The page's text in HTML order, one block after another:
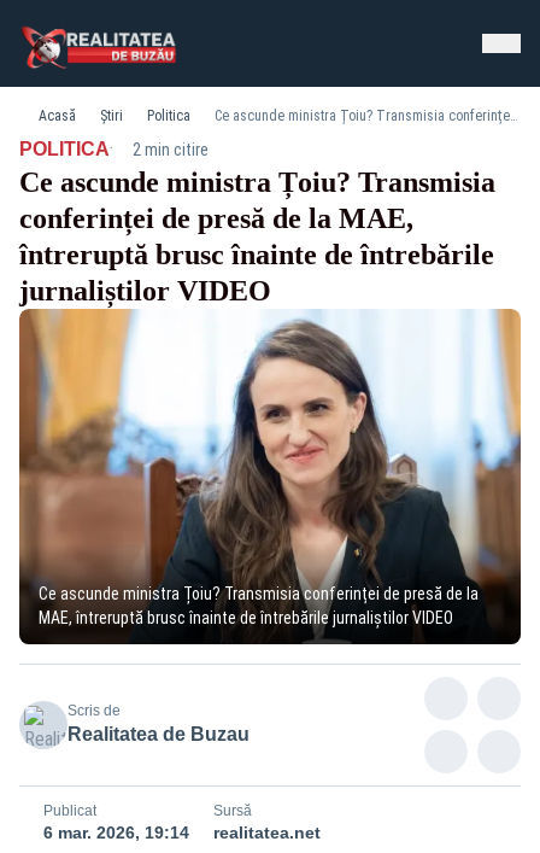
Acasă Știri Politica Ce ascunde ministra Țoiu? Transmisia conferinței de presă de la MAE, întreruptă brusc înainte de întrebările jurnaliștilor VIDEO
POLITICA· 2 min citire
Ce ascunde ministra Țoiu? Transmisia
conferinței de presă de la MAE,
întreruptă brusc înainte de întrebările
jurnaliștilor VIDEO
Ce ascunde ministra Țoiu? Transmisia conferinței de presă de la
MAE, întreruptă brusc înainte de întrebările jurnaliștilor VIDEO
Scris de
Realitatea de Buzau
Publicat
6 mar. 2026, 19:14
Sursă
realitatea.net